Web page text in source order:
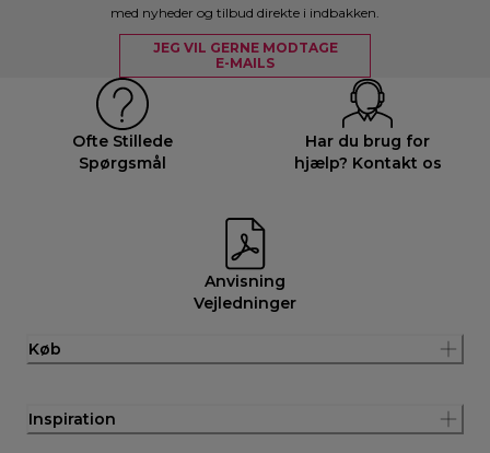
med nyheder og tilbud direkte i indbakken.
JEG VIL GERNE MODTAGE
E-MAILS
Ofte Stillede
Spørgsmål
Har du brug for
hjælp? Kontakt os
Anvisning
Vejledninger
Køb
Inspiration